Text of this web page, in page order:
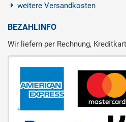
weitere Versandkosten
BEZAHLINFO
Wir liefern per Rechnung,